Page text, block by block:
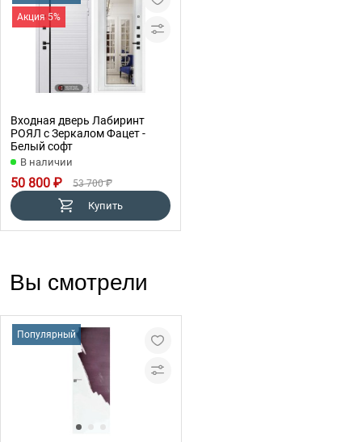
Акция 5%
Входная дверь Лабиринт
РОЯЛ с Зеркалом Фацет -
Белый софт
В наличии
50 800 ₽ 53 700 ₽
Купить
Вы смотрели
Популярный